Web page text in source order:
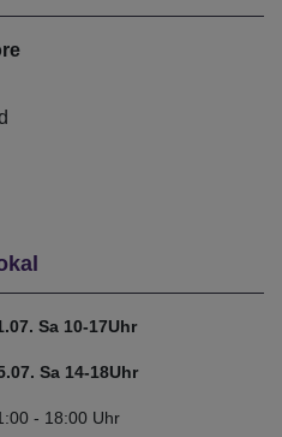
Sa 10-17Uhr
Sa 14-18Uhr
- 18:00 Uhr